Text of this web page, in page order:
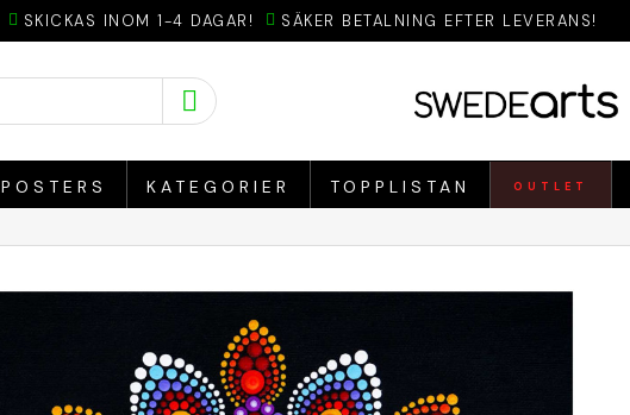
SKICKAS INOM 1-4 DAGAR! SÄKER BETALNING EFTER LEVERANS!
POSTERS KATEGORIER TOPPLISTAN OUTLET